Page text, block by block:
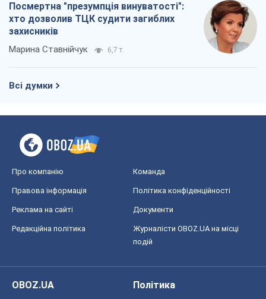
Посмертна "презумпція винуватості":
хто дозволив ТЦК судити загиблих
захисників
Марина Ставнійчук 6,7 т.
Всі думки
Про компанію Команда
Правова інформація Політика конфіденційності
Реклама на сайті Документи
Редакційна політика
Журналісти OBOZ.UA на місці
подій
OBOZ.UA
Політика